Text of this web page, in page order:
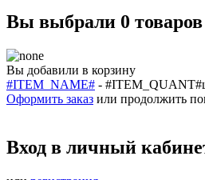
Вы выбрали 0 товаров
Вы добавили в корзину
#ITEM_NAME# - #ITEM_QUANT#
Оформить заказ или продолжить
Вход в личный